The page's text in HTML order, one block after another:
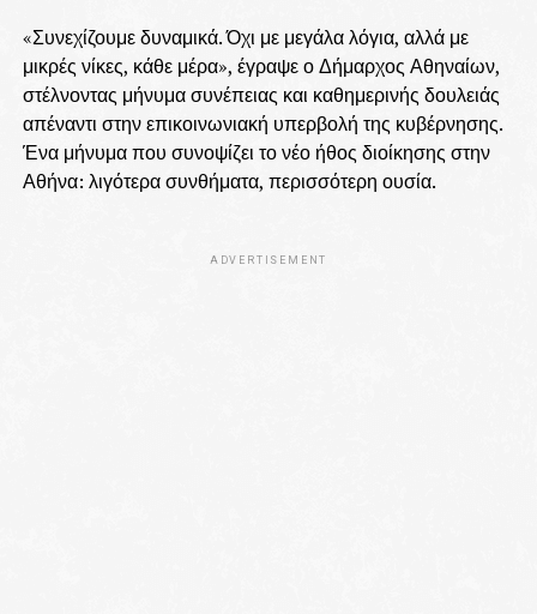
«Συνεχίζουμε δυναμικά. Όχι με μεγάλα λόγια, αλλά με
μικρές νίκες, κάθε μέρα», έγραψε ο Δήμαρχος Αθηναίων,
στέλνοντας μήνυμα συνέπειας και καθημερινής δουλειάς
απέναντι στην επικοινωνιακή υπερβολή της κυβέρνησης.
Ένα μήνυμα που συνοψίζει το νέο ήθος διοίκησης στην
Αθήνα: λιγότερα συνθήματα, περισσότερη ουσία.
ADVERTISEMENT